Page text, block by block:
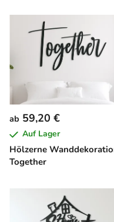
Hölzerne
Together
ab 59,20 €
Auf Lager